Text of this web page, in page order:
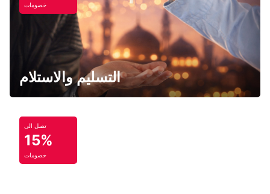
خصومات
التسليم والاستلام
تصل الى
15%
خصومات